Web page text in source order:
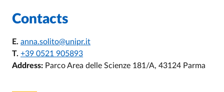
Contacts
E. anna.solito@unipr.it
T. +39 0521 905893
Address: Parco Area delle Scienze 181/A, 43124 Parma